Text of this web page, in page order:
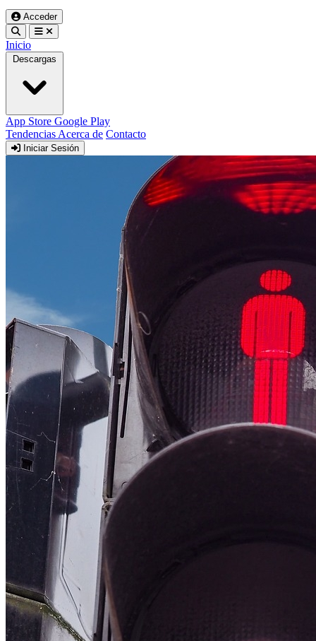
Acceder
Inicio
Descargas
App Store Google Play
Tendencias Acerca de Contacto
Iniciar Sesión